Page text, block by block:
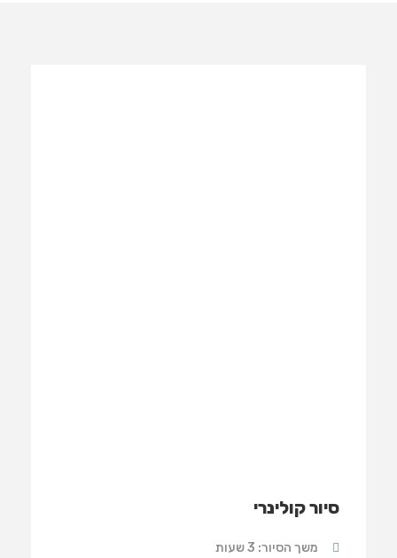
סיור קולינרי
משך הסיור: 3 שעות